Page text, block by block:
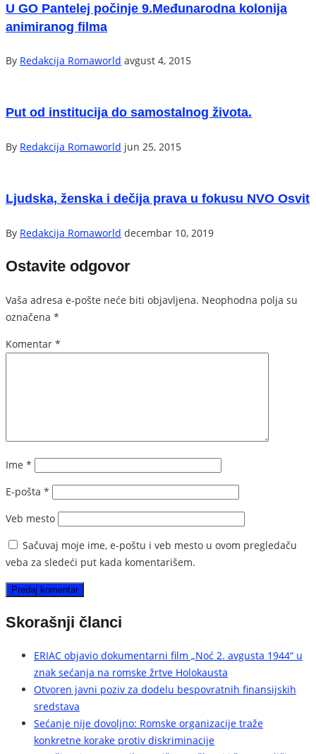
U GO Pantelej počinje 9.Međunarodna kolonija
animiranog filma
By Redakcija Romaworld avgust 4, 2015
Put od institucija do samostalnog života.
By Redakcija Romaworld jun 25, 2015
Ljudska, ženska i dečija prava u fokusu NVO Osvit
By Redakcija Romaworld decembar 10, 2019
Ostavite odgovor
Vaša adresa e-pošte neće biti objavljena. Neophodna polja su
označena *
Komentar *
Ime *
E-pošta *
Veb mesto
Sačuvaj moje ime, e-poštu i veb mesto u ovom pregledaču
veba za sledeći put kada komentarišem.
Skorašnji članci
ERIAC objavio dokumentarni film „Noć 2. avgusta 1944“ u
znak sećanja na romske žrtve Holokausta
Otvoren javni poziv za dodelu bespovratnih finansijskih
sredstava
Sećanje nije dovoljno: Romske organizacije traže
konkretne korake protiv diskriminacije